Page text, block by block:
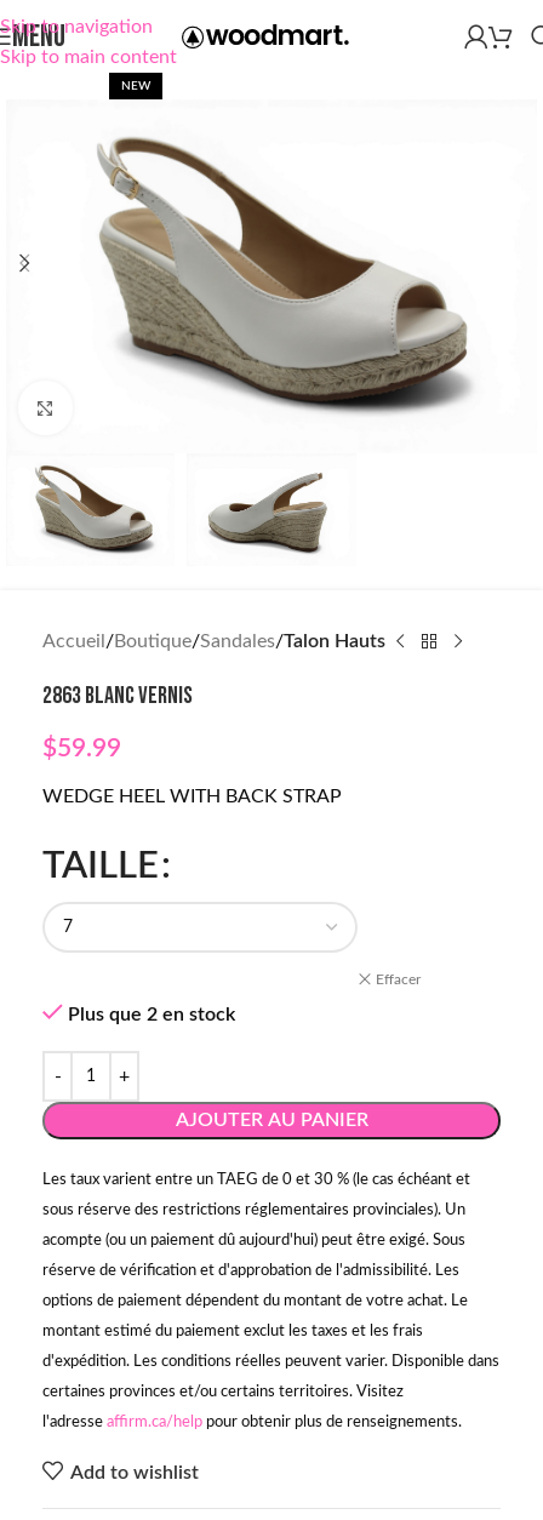
Skip to navigation
Skip to main content
MENU
NEW
Accueil Boutique Sandales Talon Hauts
2863 BLANC VERNIS
$59.99
WEDGE HEEL WITH BACK STRAP
TAILLE
Effacer
Plus que 2 en stock
AJOUTER AU PANIER
Les taux varient entre un TAEG de 0 et 30 % (le cas échéant et
sous réserve des restrictions réglementaires provinciales). Un
acompte (ou un paiement dû aujourd'hui) peut être exigé. Sous
réserve de vérification et d'approbation de l'admissibilité. Les
options de paiement dépendent du montant de votre achat. Le
montant estimé du paiement exclut les taxes et les frais
d'expédition. Les conditions réelles peuvent varier. Disponible dans
certaines provinces et/ou certains territoires. Visitez
l'adresse affirm.ca/help pour obtenir plus de renseignements.
Add to wishlist